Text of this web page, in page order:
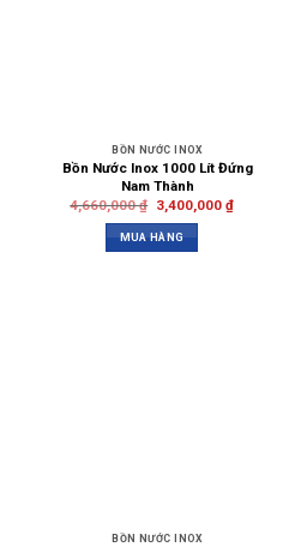
BỒN NƯỚC INOX
Bồn Nước Inox 1000 Lít Đứng
Nam Thành
4,660,000₫ 3,400,000 ₫
MUA HÀNG
BỒN NƯỚC INOX